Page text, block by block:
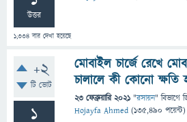
উত্তর
1,334 বার দেখা হয়েছে
+2
টি ভোট
1
মোবাইল চার্জে রেখে
চালালে কী কোনো ক্ষতি
23 ফেব্রুয়ারি 2021 "রসায়ন" বিভাগে
Hojayfa Ahmed (135,490 পয়েন্ট)